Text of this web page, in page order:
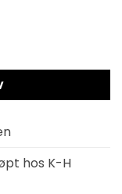
hos K-H